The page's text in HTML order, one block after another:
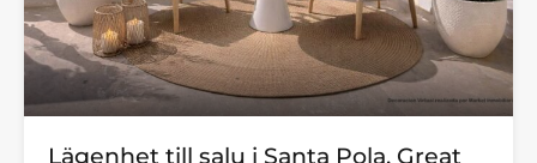
Lägenhet till salu i Santa Pola, Great